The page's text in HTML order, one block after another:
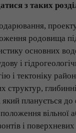
з таких
родовища
основних
і
і тектоніку
планується до
вільної
і поверхневих